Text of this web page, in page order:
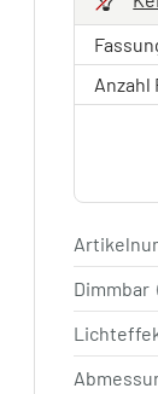
Anzahl
Dimmbar